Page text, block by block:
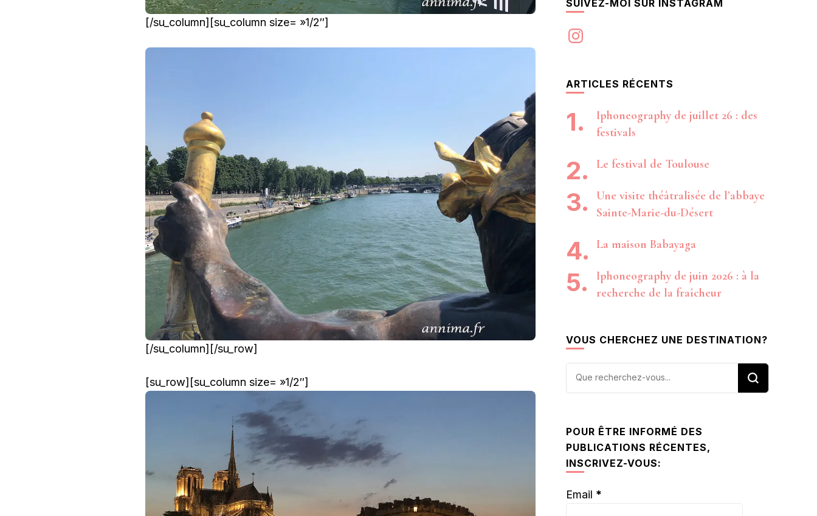
[/su_column][su_column size= »1/2″]
[/su_column][/su_row]
[su_row][su_column size= »1/2″]
SUIVEZ-MOI SUR INSTAGRAM
Instagram
ARTICLES RÉCENTS
Iphoneography de juillet 26 : des
festivals
Le festival de Toulouse
Une visite théâtralisée de l’abbaye
Sainte-Marie-du-Désert
La maison Babayaga
Iphoneography de juin 2026 : à la
recherche de la fraîcheur
VOUS CHERCHEZ UNE DESTINATION?
Vous
POUR ÊTRE INFORMÉ DES
PUBLICATIONS RÉCENTES,
INSCRIVEZ-VOUS:
Email *